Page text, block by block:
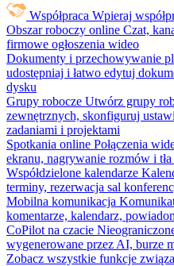
Współpraca Wpieraj
Obszar roboczy online Czat,
firmowe ogłoszenia wideo
Dokumenty i przechowywanie
udostępniaj i łatwo edytuj
dysku
Grupy robocze Utwórz grupy
zewnętrznych, skonfiguruj
zadaniami i projektami
Spotkania online Połączenia
ekranu, nagrywanie rozmów i
Współdzielone kalendarze
terminy, rezerwacja sal
Mobilna komunikacja
komentarze, kalendarz,
CoPilot na czacie
wygenerowane przez AI, burze
Zobacz wszystkie funkcje